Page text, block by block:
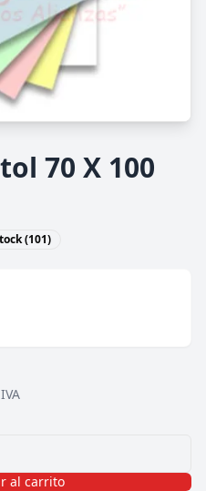
70 X 100
(101)
al carrito